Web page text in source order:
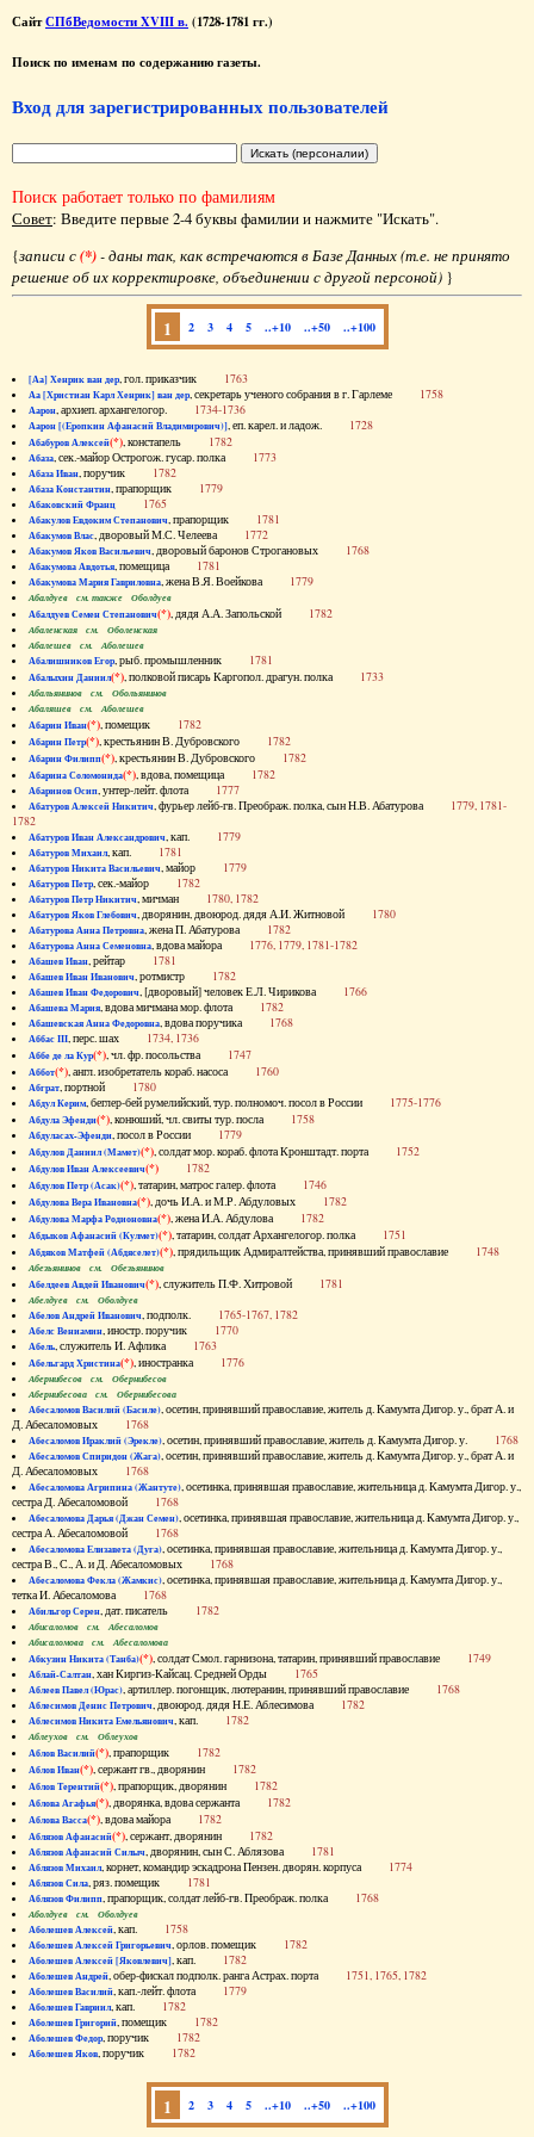
СайтСПбВедомости XVIII в. (1728-1781 гг.)
Поиск по именам по содержанию газеты.
Вход для зарегистрированных пользователей
Поиск работает только по фамилиям
Совет: Введите первые 2-4 буквы фамилии и нажмите "Искать".
{записи с(*)- даны так, как встречаются в Базе Данных (т.е. не принято
решение об их корректировке, объединении с другой персоной) }
1 2 3 4 5 ..+10 ..+50 ..+100
[Аа] Хенрик ван дер, гол. приказчик 1763
Аа [Христиан Карл Хенрик] ван дер, секретарь ученого собрания в г. Гарлеме 1758
Аарон, архиеп. архангелогор. 1734-1736
Аарон [(Еропкин Афанасий Владимирович)], еп. карел. и ладож. 1728
Абабуров Алексей(*), констапель 1782
Абаза, сек.-майор Острогож. гусар. полка 1773
Абаза Иван, поручик 1782
Абаза Константин, прапорщик 1779
Абаковский Франц 1765
Абакулов Евдоким Степанович, прапорщик 1781
Абакумов Влас, дворовый М.С. Челеева 1772
Абакумов Яков Васильевич, дворовый баронов Строгановых 1768
Абакумова Авдотья, помещица 1781
Абакумова Мария Гавриловна, жена В.Я. Воейкова 1779
Абалдуев см. также Оболдуев
Абалдуев Семен Степанович(*), дядя А.А. Запольской 1782
Абаленская см. Оболенская
Абалешев см. Аболешев
Абалишников Егор, рыб. промышленник 1781
Абалыхин Даниил(*), полковой писарь Каргопол. драгун. полка 1733
Абальянинов см. Обольянинов
Абаляшев см. Аболешев
Абарин Иван(*), помещик 1782
Абарин Петр(*), крестьянин В. Дубровского 1782
Абарин Филипп(*), крестьянин В. Дубровского 1782
Абарина Соломонида(*), вдова, помещица 1782
Абаринов Осип, унтер-лейт. флота 1777
Абатуров Алексей Никитич, фурьер лейб-гв. Преображ. полка, сын Н.В. Абатурова 1779, 1781-
1782
Абатуров Иван Александрович, кап. 1779
Абатуров Михаил, кап. 1781
Абатуров Никита Васильевич, майор 1779
Абатуров Петр, сек.-майор 1782
Абатуров Петр Никитич, мичман 1780, 1782
Абатуров Яков Глебович, дворянин, двоюрод. дядя А.И. Житновой 1780
Абатурова Анна Петровна, жена П. Абатурова 1782
Абатурова Анна Семеновна, вдова майора 1776, 1779, 1781-1782
Абашев Иван, рейтар 1781
Абашев Иван Иванович, ротмистр 1782
Абашев Иван Федорович, [дворовый] человек Е.Л. Чирикова 1766
Абашева Мария, вдова мичмана мор. флота 1782
Абашевская Анна Федоровна, вдова поручика 1768
Аббас III, перс. шах 1734, 1736
Аббе де ла Кур(*), чл. фр. посольства 1747
Аббот(*), англ. изобретатель кораб. насоса 1760
Абграт, портной 1780
Абдул Керим, беглер-бей румелийский, тур. полномоч. посол в России 1775-1776
Абдула Эфенди(*), конюший, чл. свиты тур. посла 1758
Абдуласах-Эфенди, посол в России 1779
Абдулов Даниил (Мамет)(*), солдат мор. кораб. флота Кронштадт. порта 1752
Абдулов Иван Алексеевич(*) 1782
Абдулов Петр (Асак)(*), татарин, матрос галер. флота 1746
Абдулова Вера Ивановна(*), дочь И.А. и М.Р. Абдуловых 1782
Абдулова Марфа Родионовна(*), жена И.А. Абдулова 1782
Абдыков Афанасий (Кулмет)(*), татарин, солдат Архангелогор. полка 1751
Абдяков Матфей (Абдяселет)(*), прядильщик Адмиралтейства, принявший православие 1748
Абезьянинов см. Обезьянинов
Абелдеев Авдей Иванович(*), служитель П.Ф. Хитровой 1781
Абелдуев см. Оболдуев
Абелов Андрей Иванович, подполк. 1765-1767, 1782
Абелс Вениамин, иностр. поручик 1770
Абель, служитель И. Афлика 1763
Абельгард Христина(*), иностранка 1776
Абернибесов см. Обернибесов
Абернибесова см. Обернибесова
Абесаломов Василий (Басиле), осетин, принявший православие, житель д. Камумта Дигор. у., брат А. и
Д. Абесаломовых 1768
Абесаломов Ираклий (Эрекле), осетин, принявший православие, житель д. Камумта Дигор. у. 1768
Абесаломов Спиридон (Жага), осетин, принявший православие, житель д. Камумта Дигор. у., брат А. и
Д. Абесаломовых 1768
Абесаломова Агрипина (Жантуте), осетинка, принявшая православие, жительница д. Камумта Дигор. у.,
сестра Д. Абесаломовой 1768
Абесаломова Дарья (Джан Семен), осетинка, принявшая православие, жительница д. Камумта Дигор. у.,
сестра А. Абесаломовой 1768
Абесаломова Елизавета (Дуга), осетинка, принявшая православие, жительница д. Камумта Дигор. у.,
сестра В., С., А. и Д. Абесаломовых 1768
Абесаломова Фекла (Жамкис), осетинка, принявшая православие, жительница д. Камумта Дигор. у.,
тетка И. Абесаломова 1768
Абильгор Серен, дат. писатель 1782
Абисаломов см. Абесаломов
Абисаломова см. Абесаломова
Абкузин Никита (Танба)(*), солдат Смол. гарнизона, татарин, принявший православие 1749
Аблай-Салтан, хан Киргиз-Кайсац. Средней Орды 1765
Аблеев Павел (Юрас), артиллер. погонщик, лютеранин, принявший православие 1768
Аблесимов Денис Петрович, двоюрод. дядя Н.Е. Аблесимова 1782
Аблесимов Никита Емельянович, кап. 1782
Аблеухов см. Облеухов
Аблов Василий(*), прапорщик 1782
Аблов Иван(*), сержант гв., дворянин 1782
Аблов Терентий(*), прапорщик, дворянин 1782
Аблова Агафья(*), дворянка, вдова сержанта 1782
Аблова Васса(*), вдова майора 1782
Аблязов Афанасий(*), сержант, дворянин 1782
Аблязов Афанасий Силыч, дворянин, сын С. Аблязова 1781
Аблязов Михаил, корнет, командир эскадрона Пензен. дворян. корпуса 1774
Аблязов Сила, ряз. помещик 1781
Аблязов Филипп, прапорщик, солдат лейб-гв. Преображ. полка 1768
Аболдуев см. Оболдуев
Аболешев Алексей, кап. 1758
Аболешев Алексей Григорьевич, орлов. помещик 1782
Аболешев Алексей [Яковлевич], кап. 1782
Аболешев Андрей, обер-фискал подполк. ранга Астрах. порта 1751, 1765, 1782
Аболешев Василий, кап.-лейт. флота 1779
Аболешев Гавриил, кап. 1782
Аболешев Григорий, помещик 1782
Аболешев Федор, поручик 1782
Аболешев Яков, поручик 1782
1 2 3 4 5 ..+10 ..+50 ..+100